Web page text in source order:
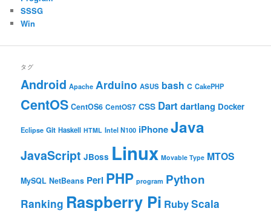
SSSG
Win
タグ
Android Apache Arduino ASUS bash C CakePHP
CentOS CentOS6 CentOS7 CSS Dart dartlang Docker
Eclipse Git Haskell HTML Intel N100 iPhoneJava
JavaScript JBoss Linux Movable Type MTOS
MySQL NetBeans Perl PHP program Python
Ranking Raspberry Pi RubyScala